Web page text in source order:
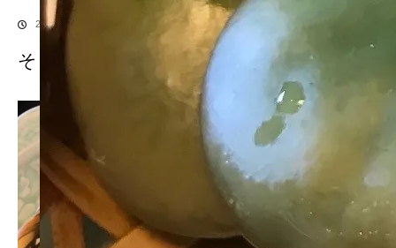
2018.04.5
そらまめ１